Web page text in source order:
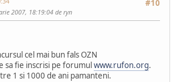
#10
2007, 18:19:04 de ryn
cel mai bun fals OZN
sa fie inscrisi pe forumul www.rufon.org.
1 si 1000 de ani pamanteni.